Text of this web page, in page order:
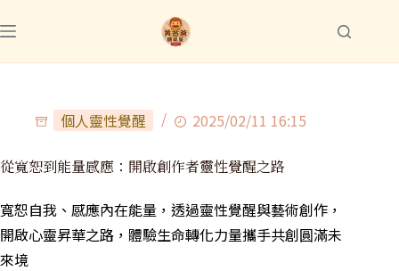
個人靈性覺醒 2025/02/11 16:15
從寬恕到能量感應：開啟創作者靈性覺醒之路
寬恕自我、感應內在能量，透過靈性覺醒與藝術創作，
開啟心靈昇華之路，體驗生命轉化力量攜手共創圓滿未
來境